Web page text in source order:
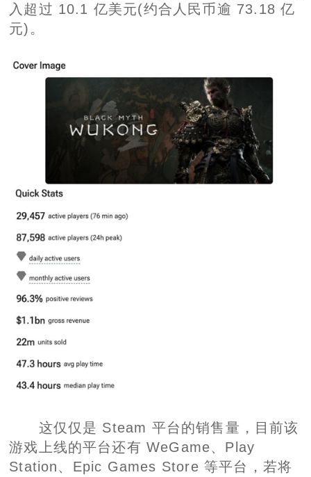
入超过 10.1 亿美元(约合人民币逾 73.18 亿
元)。
这仅仅是 Steam 平台的销售量，目前该
游戏上线的平台还有 WeGame、Play
Station、Epic Games Store 等平台，若将